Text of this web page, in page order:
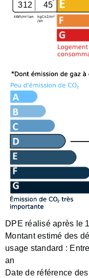
312 45
DPE réalisé après le
Montant estimé des
usage standard :
an
Date de référence